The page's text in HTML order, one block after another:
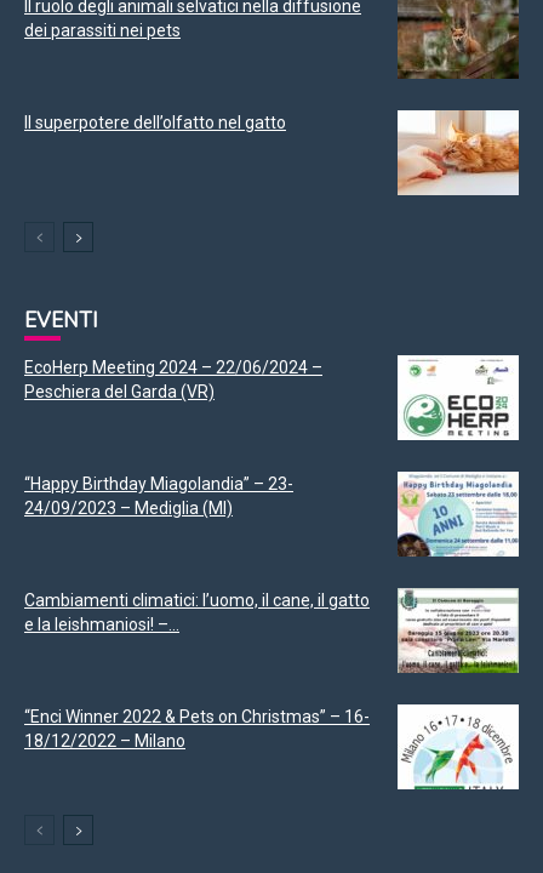
Il ruolo degli animali selvatici nella diffusione
dei parassiti nei pets
Il superpotere dell’olfatto nel gatto
EVENTI
EcoHerp Meeting 2024 – 22/06/2024 –
Peschiera del Garda (VR)
“Happy Birthday Miagolandia” – 23-
24/09/2023 – Mediglia (MI)
Cambiamenti climatici: l’uomo, il cane, il gatto
e la leishmaniosi! –...
“Enci Winner 2022 & Pets on Christmas” – 16-
18/12/2022 – Milano